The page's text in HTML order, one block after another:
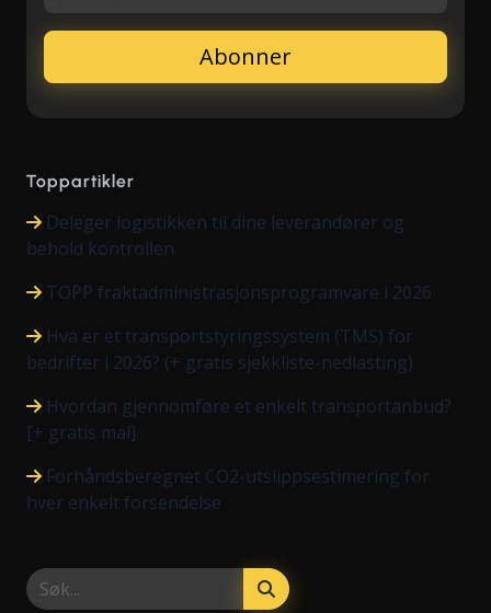
Toppartikler
Deleger logistikken til dine leverandører og
behold kontrollen
TOPP fraktadministrasjonsprogramvare i 2026
Hva er et transportstyringssystem (TMS) for
bedrifter i 2026? (+ gratis sjekkliste-nedlasting)
Hvordan gjennomføre et enkelt transportanbud?
[+ gratis mal]
Forhåndsberegnet CO2-utslippsestimering for
hver enkelt forsendelse